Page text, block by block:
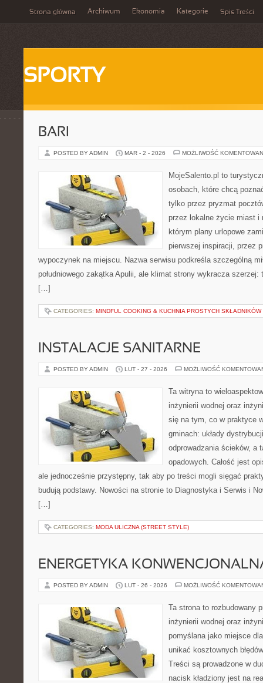
Strona główna Archiwum Ekonomia Kategorie Spis Treści
SPORTY
BARI
POSTED BY ADMIN MAR - 2 - 2026 MOŻLIWOŚĆ
MojeSalento.pl to
osobach, które chcą
tylko przez pryzmat
przez lokalne życie miast i
którym plany urlopowe
pierwszej inspiracji, przez
wypoczynek na miejscu. Nazwa serwisu podkreśla szczególną
południowego zakątka Apulii, ale klimat strony wykracza szerzej:
[…]
CATEGORIES: MINDFUL COOKING & KUCHNIA PROSTYCH SKŁADNIKÓW
INSTALACJE SANITARNE
POSTED BY ADMIN LUT - 27 - 2026 MOŻLIWOŚĆ
Ta witryna to
inżynierii wodnej oraz
się na tym, co w praktyce
gminach: układy
odprowadzania ścieków, a
opadowych. Całość jest
ale jednocześnie przystępny, tak aby po treści mogli sięgać
budują podstawy. Nowości na stronie to Diagnostyka i Serwis i
[…]
CATEGORIES: MODA ULICZNA (STREET STYLE)
ENERGETYKA
POSTED BY ADMIN LUT - 26 - 2026 MOŻLIWOŚĆ
Ta strona to rozbudowany
inżynierii wodnej oraz
pomyślana jako miejsce
unikać kosztownych
Treści są prowadzone w
nacisk kładziony jest na